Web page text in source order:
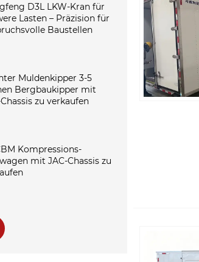
D3L LKW-Kran für
Lasten – Präzision für
Baustellen
Muldenkipper 3-5
Bergbaukipper mit
zu verkaufen
Kompressions-
mit JAC-Chassis zu